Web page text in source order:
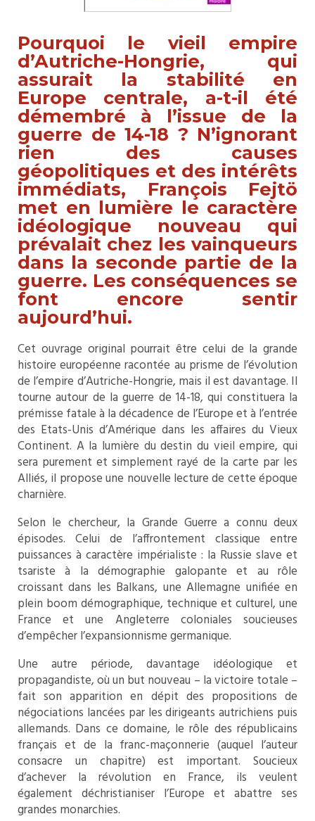
Pourquoi le vieil empire
d’Autriche-Hongrie, qui
assurait la stabilité en
Europe centrale, a-t-il été
démembré à l’issue de la
guerre de 14-18 ? N’ignorant
rien des causes
géopolitiques et des intérêts
immédiats, François Fejtö
met en lumière le caractère
idéologique nouveau qui
prévalait chez les vainqueurs
dans la seconde partie de la
guerre. Les conséquences se
font encore sentir
aujourd’hui.
Cet ouvrage original pourrait être celui de la grande
histoire européenne racontée au prisme de l’évolution
de l’empire d’Autriche-Hongrie, mais il est davantage. Il
tourne autour de la guerre de 14-18, qui constituera la
prémisse fatale à la décadence de l’Europe et à l’entrée
des Etats-Unis d’Amérique dans les affaires du Vieux
Continent. A la lumière du destin du vieil empire, qui
sera purement et simplement rayé de la carte par les
Alliés, il propose une nouvelle lecture de cette époque
charnière.
Selon le chercheur, la Grande Guerre a connu deux
épisodes. Celui de l’affrontement classique entre
puissances à caractère impérialiste : la Russie slave et
tsariste à la démographie galopante et au rôle
croissant dans les Balkans, une Allemagne unifiée en
plein boom démographique, technique et culturel, une
France et une Angleterre coloniales soucieuses
d’empêcher l’expansionnisme germanique.
Une autre période, davantage idéologique et
propagandiste, où un but nouveau – la victoire totale –
fait son apparition en dépit des propositions de
négociations lancées par les dirigeants autrichiens puis
allemands. Dans ce domaine, le rôle des républicains
français et de la franc-maçonnerie (auquel l’auteur
consacre un chapitre) est important. Soucieux
d’achever la révolution en France, ils veulent
également déchristianiser l’Europe et abattre ses
grandes monarchies.